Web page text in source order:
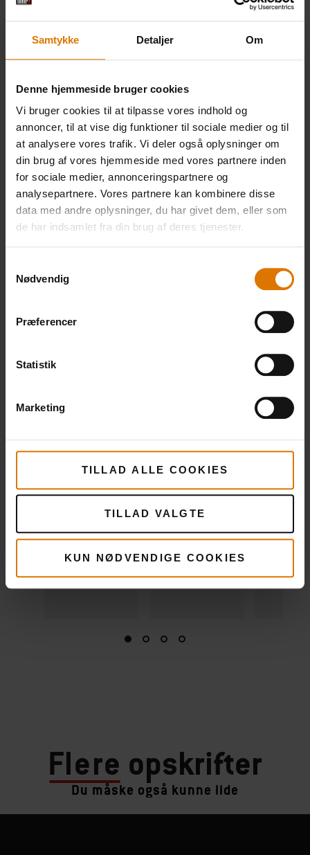
Samtykke Detaljer Om
Denne hjemmeside bruger cookies
Vi bruger cookies til at tilpasse vores indhold og
annoncer, til at vise dig funktioner til sociale medier og til
at analysere vores trafik. Vi deler også oplysninger om
din brug af vores hjemmeside med vores partnere inden
for sociale medier, annonceringspartnere og
analysepartnere. Vores partnere kan kombinere disse
data med andre oplysninger, du har givet dem, eller som
de har indsamlet fra din brug af deres tjenester.
Nødvendig
Præferencer
Statistik
Marketing
TILLAD ALLE COOKIES
TILLAD VALGTE
KUN NØDVENDIGE COOKIES
Weber Style-stegepande
PRINT THIS LIST
Anbefalet tilbehør
Se
mere
Flere opskrifter
Du måske også kunne lide